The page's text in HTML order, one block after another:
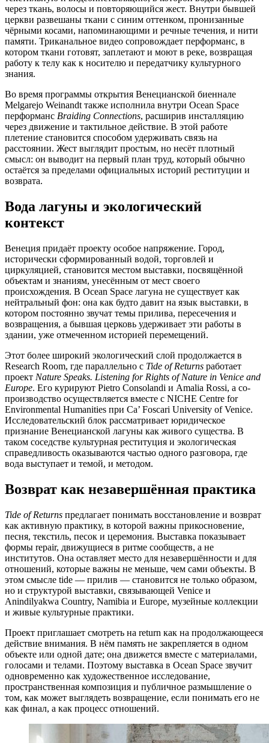
через ткань, волосы и повторяющийся жест. Внутри бывшей
церкви развешаны ткани с синим оттенком, пронизанные
чёрными косами, напоминающими и речные течения, и нити
памяти. Триканальное видео сопровождает перформанс, в
котором ткани готовят, заплетают и моют в реке, возвращая
работу к телу как к носителю и передатчику культурного
знания.
Во время программы открытия Венецианской биеннале
Melgarejo Weinandt также исполнила внутри Ocean Space
перформанс Braiding Connections, расширив инсталляцию
через движение и тактильное действие. В этой работе
плетение становится способом удерживать связь на
расстоянии. Жест выглядит простым, но несёт плотный
смысл: он выводит на первый план труд, который обычно
остаётся за пределами официальных историй реституции и
возврата.
Вода лагуны и экологический
контекст
Венеция придаёт проекту особое напряжение. Город,
исторически сформированный водой, торговлей и
циркуляцией, становится местом выставки, посвящённой
объектам и знаниям, унесённым от мест своего
происхождения. В Ocean Space лагуна не существует как
нейтральный фон: она как будто давит на язык выставки, в
котором постоянно звучат темы прилива, пересечения и
возвращения, а бывшая церковь удерживает эти работы в
здании, уже отмеченном историей перемещений.
Этот более широкий экологический слой продолжается в
Research Room, где параллельно с Tide of Returns работает
проект Nature Speaks. Listening for Rights of Nature in Venice and
Europe. Его курируют Pietro Consolandi и Amalia Rossi, а со-
производство осуществляется вместе с NICHE Centre for
Environmental Humanities при Ca’ Foscari University of Venice.
Исследовательский блок рассматривает юридическое
признание Венецианской лагуны как живого существа. В
таком соседстве культурная реституция и экологическая
справедливость оказываются частью одного разговора, где
вода выступает и темой, и методом.
Возврат как незавершённая практика
Tide of Returns предлагает понимать восстановление и возврат
как активную практику, в которой важны прикосновение,
песня, текстиль, песок и церемония. Выставка показывает
формы repair, движущиеся в ритме сообществ, а не
институтов. Она оставляет место для незавершённости и для
отношений, которые важны не меньше, чем сами объекты. В
этом смысле tide — прилив — становится не только образом,
но и структурой выставки, связывающей Venice и
Anindilyakwa Country, Namibia и Europe, музейные коллекции
и живые культурные практики.
Проект приглашает смотреть на return как на продолжающееся
действие внимания. В нём память не закрепляется в одном
объекте или одной дате; она движется вместе с материалами,
голосами и телами. Поэтому выставка в Ocean Space звучит
одновременно как художественное исследование,
пространственная композиция и публичное размышление о
том, как может выглядеть возвращение, если понимать его не
как финал, а как процесс отношений.